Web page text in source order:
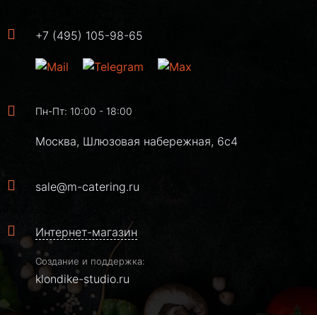
+7 (495) 105-98-65
Пн-Пт: 10:00 - 18:00
Москва, Шлюзовая набережная, 6с4
sale@m-catering.ru
Интернет-магазин
Создание и поддержка:
klondike-studio.ru